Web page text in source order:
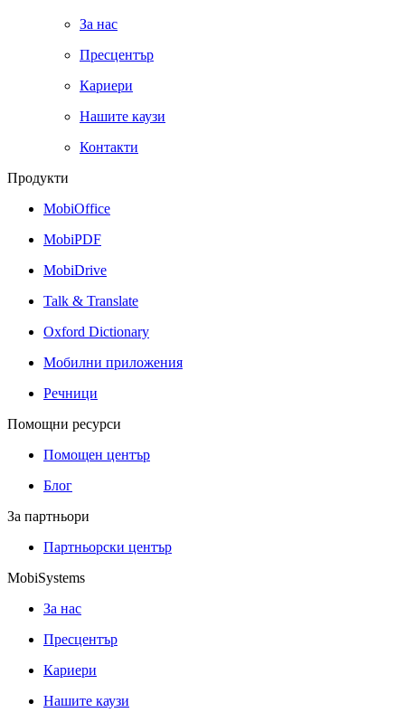
За нас
Пресцентър
Кариери
Нашите каузи
Контакти
Продукти
MobiOffice
MobiPDF
MobiDrive
Talk & Translate
Oxford Dictionary
Мобилни приложения
Речници
Помощни ресурси
Помощен център
Блог
За партньори
Партньорски център
MobiSystems
За нас
Пресцентър
Кариери
Нашите каузи